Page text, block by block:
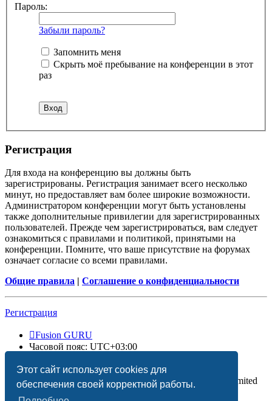
Этот сайт использует cookies для
обеспечения своей корректной работы.
Пароль:
Забыли пароль?
Запомнить меня
Скрыть моё пребывание на конференции в этот
раз
Регистрация
Для входа на конференцию вы должны быть
зарегистрированы. Регистрация занимает всего несколько
минут, но предоставляет вам более широкие возможности.
Администратором конференции могут быть установлены
также дополнительные привилегии для зарегистрированных
пользователей. Прежде чем зарегистрироваться, вам следует
ознакомиться с правилами и политикой, принятыми на
конференции. Помните, что ваше присутствие на форумах
означает согласие со всеми правилами.
Общие правила | Соглашение о конфиденциальности
Регистрация
Fusion GURU
Часовой пояс: UTC+03:00
Создано на основеphpBB® Forum Software © phpBB Limited